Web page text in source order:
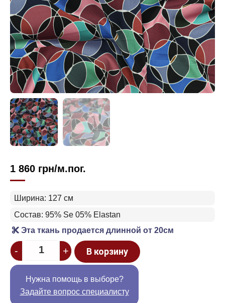
1 860 грн/м.пог.
Ширина: 127 см
Состав: 95% Se 05% Elastan
Эта ткань продается длинной от 20см
Quantity
- + В корзину
Нужна помощь в выборе?
Задайте вопрос специалисту